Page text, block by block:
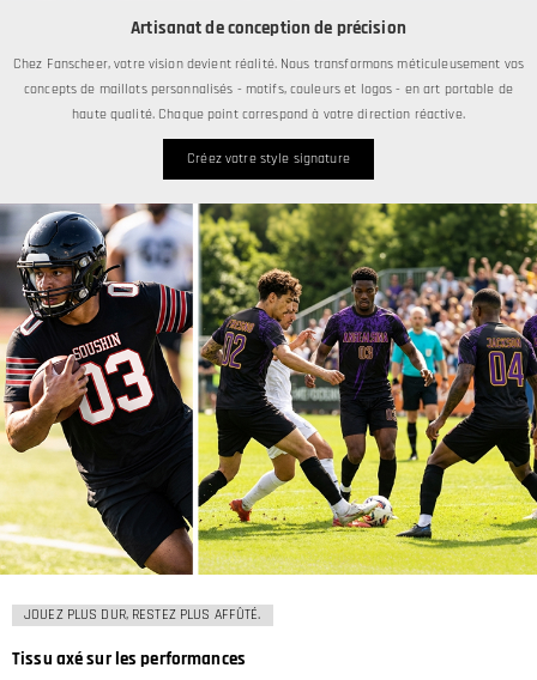
Artisanat de conception de précision
Chez Fanscheer, votre vision devient réalité. Nous transformons méticuleusement vos
concepts de maillots personnalisés - motifs, couleurs et logos - en art portable de
haute qualité. Chaque point correspond à votre direction réactive.
Créez votre style signature
JOUEZ PLUS DUR, RESTEZ PLUS AFFÛTÉ.
Tissu axé sur les performances